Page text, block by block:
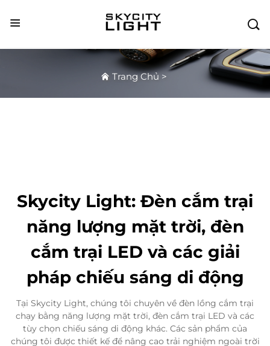

Trang Chủ >
Skycity Light: Đèn cắm trại
năng lượng mặt trời, đèn
cắm trại LED và các giải
pháp chiếu sáng di động
Tại Skycity Light, chúng tôi chuyên về đèn lồng cắm trại
chạy bằng năng lượng mặt trời, đèn cắm trại LED và các
tùy chọn chiếu sáng di động khác. Các sản phẩm của
chúng tôi được thiết kế để nâng cao trải nghiệm ngoài trời